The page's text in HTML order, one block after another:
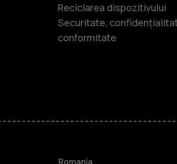
Reciclarea dispozitivului
Securitate,
conformitate
Romania